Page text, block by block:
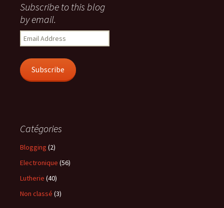
Subscribe to this blog
by email.
Email
Address
Subscribe
Catégories
Blogging (2)
Electronique (56)
Lutherie (40)
Non classé (3)